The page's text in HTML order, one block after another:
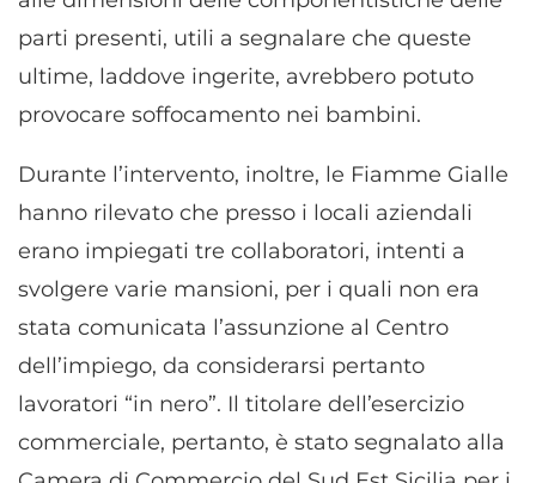
parti presenti, utili a segnalare che queste
ultime, laddove ingerite, avrebbero potuto
provocare soffocamento nei bambini.
Durante l’intervento, inoltre, le Fiamme Gialle
hanno rilevato che presso i locali aziendali
erano impiegati tre collaboratori, intenti a
svolgere varie mansioni, per i quali non era
stata comunicata l’assunzione al Centro
dell’impiego, da considerarsi pertanto
lavoratori “in nero”. Il titolare dell’esercizio
commerciale, pertanto, è stato segnalato alla